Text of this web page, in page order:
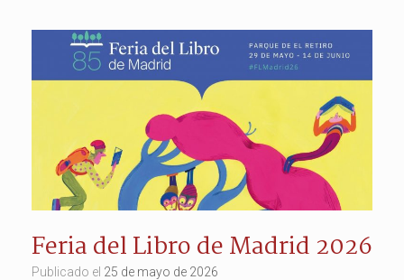
Feria del Libro de Madrid 2026
Publicado el 25 de mayo de 2026